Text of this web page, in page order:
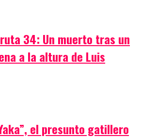
34: Un muerto tras un
a la altura de Luis
el presunto gatillero